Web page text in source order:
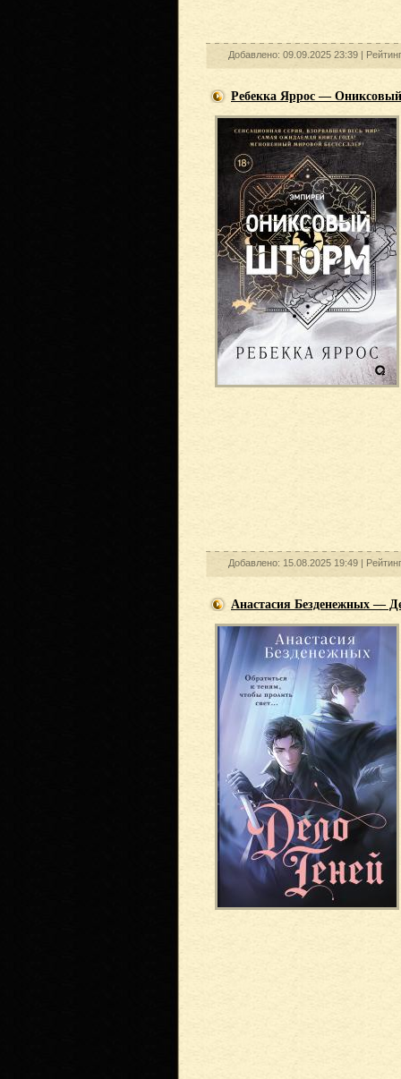
Добавлено: 09.09.2025 23:39 |
Ребекка Яррос —
Добавлено: 15.08.2025 19:49 |
Анастасия Безденежных —